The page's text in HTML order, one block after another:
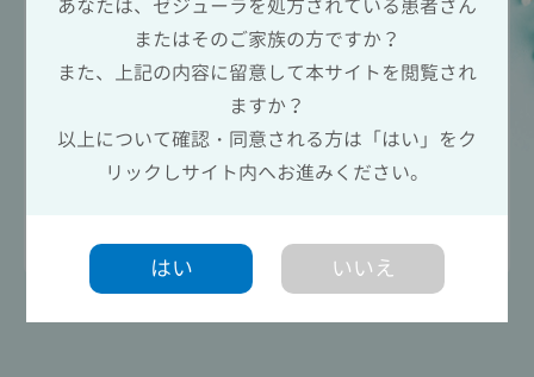
あなたは、ゼジューラを処方されている患者さん
またはそのご家族の方ですか？
また、上記の内容に留意して本サイトを閲覧され
ますか？
以上について確認・同意される方は「はい」をク
リックしサイト内へお進みください。
はい いいえ
Play
Video
ゼジューラを服用される方へ、卵巣がんとその治
療、維持療法の重要性と、ゼジューラについてご紹
介します。